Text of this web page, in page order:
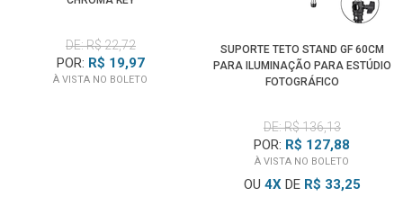
DE: R$ 22,72
POR: R$ 19,97
À VISTA NO BOLETO
SUPORTE TETO STAND GF 60CM
PARA ILUMINAÇÃO PARA ESTÚDIO
FOTOGRÁFICO
DE: R$ 136,13
POR: R$ 127,88
À VISTA NO BOLETO
OU 4XDE R$ 33,25